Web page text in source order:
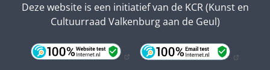
Deze website is een initiatief van de KCR (Kunst en
Cultuurraad Valkenburg aan de Geul)